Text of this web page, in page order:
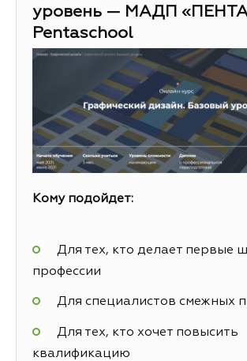
уровень — МАДП
Pentaschool
Кому подойдет:
Для тех, кто делает первые
профессии
Для специалистов смежных
Для тех, кто хочет повысить
квалификацию